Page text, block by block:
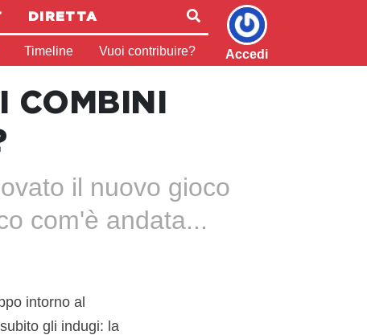
DIRETTA
Timeline Vuoi contribuire? Accedi
COMBINI
il nuovo gioco
com'è andata...
intorno al
gli indugi: la